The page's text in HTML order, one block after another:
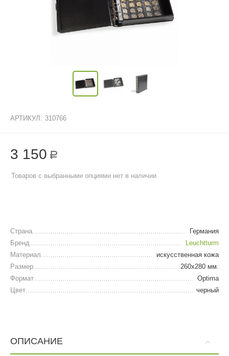
АРТИКУЛ: 310766
3 150 Р
Товаров с выбранными опциями нет в наличии
Страна
Германия
Бренд
Leuchtturm
Материал
искусственная кожа
Размер
260х280 мм.
Формат
Optima
Цвет
черный
ОПИСАНИЕ